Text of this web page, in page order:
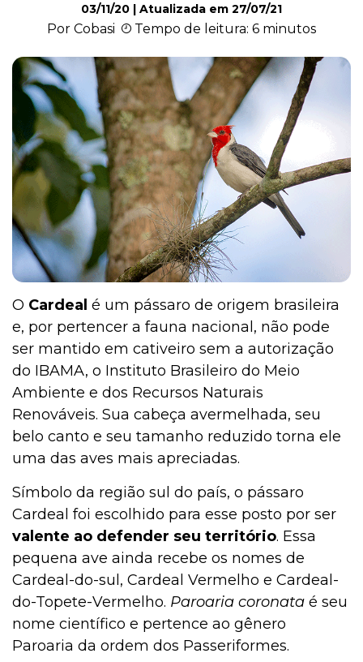
Roedores
Répteis
Quiz
Plantas e Flores
Piscina
Pesquisas e Curiosidades Cobasi
Notícias
Mamíferos
03/11/20 | Atualizada em 27/07/21
Por Cobasi Tempo de leitura: 6 minutos
O Cardeal é um pássaro de origem brasileira
e, por pertencer a fauna nacional, não pode
ser mantido em cativeiro sem a autorização
do IBAMA, o Instituto Brasileiro do Meio
Ambiente e dos Recursos Naturais
Renováveis. Sua cabeça avermelhada, seu
belo canto e seu tamanho reduzido torna ele
uma das aves mais apreciadas.
Símbolo da região sul do país, o pássaro
Cardeal foi escolhido para esse posto por ser
valente ao defender seu território. Essa
pequena ave ainda recebe os nomes de
Cardeal-do-sul, Cardeal Vermelho e Cardeal-
do-Topete-Vermelho. Paroaria coronata é seu
nome científico e pertence ao gênero
Paroaria da ordem dos Passeriformes.